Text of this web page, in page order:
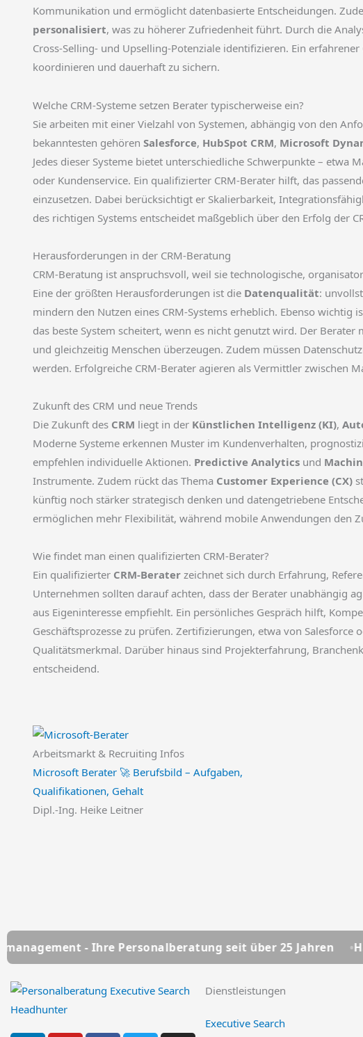
Kommunikation und ermöglicht datenbasierte Entscheidungen.
personalisiert, was zu höherer Zufriedenheit führt. Durch die
Cross-Selling- und Upselling-Potenziale identifizieren. Ein
koordinieren und dauerhaft zu sichern.
Welche CRM-Systeme setzen Berater typischerweise ein?
Sie arbeiten mit einer Vielzahl von Systemen, abhängig von den
bekanntesten gehören Salesforce, HubSpot CRM, Microsoft
Jedes dieser Systeme bietet unterschiedliche Schwerpunkte – etwa
oder Kundenservice. Ein qualifizierter CRM-Berater hilft, das
einzusetzen. Dabei berücksichtigt er Skalierbarkeit,
des richtigen Systems entscheidet maßgeblich über den Erfolg der
Herausforderungen in der CRM-Beratung
CRM-Beratung ist anspruchsvoll, weil sie technologische,
Eine der größten Herausforderungen ist die Datenqualität:
mindern den Nutzen eines CRM-Systems erheblich. Ebenso wichtig
das beste System scheitert, wenn es nicht genutzt wird. Der Berater
und gleichzeitig Menschen überzeugen. Zudem müssen
werden. Erfolgreiche CRM-Berater agieren als Vermittler zwischen
Zukunft des CRM und neue Trends
Die Zukunft des CRM liegt in der Künstlichen Intelligenz (KI),
Moderne Systeme erkennen Muster im Kundenverhalten,
empfehlen individuelle Aktionen. Predictive Analytics und
Instrumente. Zudem rückt das Thema Customer Experience (CX)
künftig noch stärker strategisch denken und datengetriebene
ermöglichen mehr Flexibilität, während mobile Anwendungen den
Wie findet man einen qualifizierten CRM-Berater?
Ein qualifizierter CRM-Berater zeichnet sich durch Erfahrung,
Unternehmen sollten darauf achten, dass der Berater unabhängig
aus Eigeninteresse empfiehlt. Ein persönliches Gespräch hilft,
Geschäftsprozesse zu prüfen. Zertifizierungen, etwa von Salesforce
Qualitätsmerkmal. Darüber hinaus sind Projekterfahrung,
entscheidend.
Arbeitsmarkt & Recruiting Infos
Microsoft Berater 🚀 Berufsbild – Aufgaben,
Qualifikationen, Gehalt
Dipl.-Ing. Heike Leitner
Personalberatung seit über 25 Jahren HSC
Dienstleistungen
Executive Search